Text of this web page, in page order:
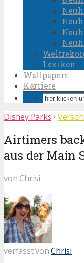
Lexikon
Wallpapers
Karriere
Disney Parks •
Airtimers
aus der Main
von Chrisi
verfasst von Chrisi